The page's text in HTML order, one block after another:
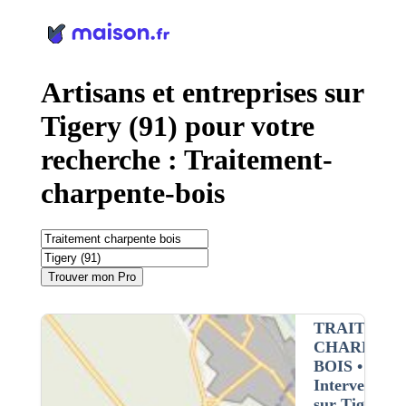
Artisans et entreprises sur
Tigery (91) pour votre
recherche : Traitement-
charpente-bois
Trouver mon Pro
BOIS•
Intervention